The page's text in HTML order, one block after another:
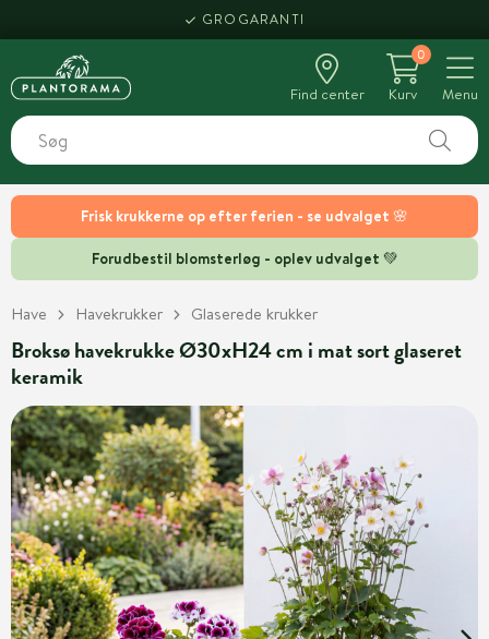
Frisk krukkerne op efter ferien - se udvalget 🌸
Forudbestil blomsterløg - oplev udvalget 💚
GROGARANTI
Find center
0
Kurv
Menu
Have Havekrukker Glaserede krukker
Broksø havekrukke Ø30xH24 cm i mat sort glaseret
keramik